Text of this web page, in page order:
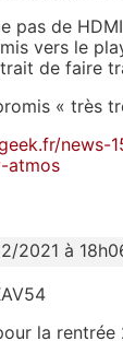
pas de
vers le
de faire
« très
news-
atmos
2021 à
la rentrée